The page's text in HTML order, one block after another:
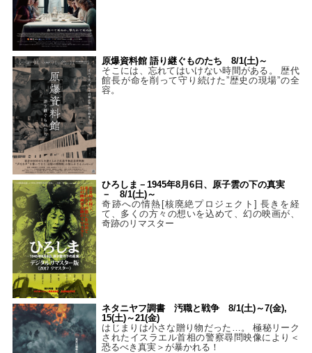
原爆資料館 語り継ぐものたち 8/1(土)～
そこには、忘れてはいけない時間がある。 歴代
館長が命を削って守り続けた”歴史の現場”の全
容。
ひろしま－1945年8月6日、原子雲の下の真実
－ 8/1(土)～
奇跡への情熱[核廃絶プロジェクト] 長きを経
て、多くの方々の想いを込めて、幻の映画が、
奇跡のリマスター
ネタニヤフ調書 汚職と戦争 8/1(土)～7(金),
15(土)～21(金)
はじまりは小さな贈り物だった…。 極秘リーク
されたイスラエル首相の警察尋問映像により＜
恐るべき真実＞が暴かれる！